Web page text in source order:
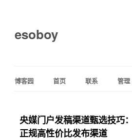
esoboy
博客园 首页 联系 管理
央媒门户发稿渠道甄选技巧
正规高性价比发布渠道